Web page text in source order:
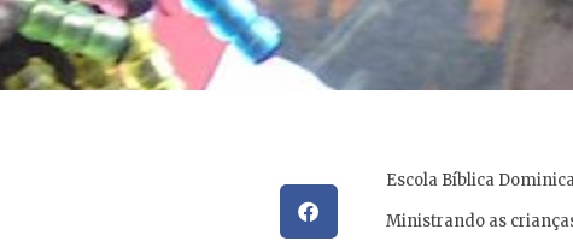
Escola Bíblica
Ministrando as